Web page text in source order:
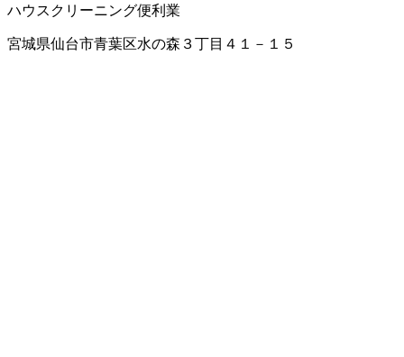
ハウスクリーニング便利業
宮城県仙台市青葉区水の森３丁目４１－１５